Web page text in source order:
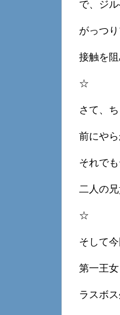
で、ジ
がっつ
接触を
☆
さて、
前にや
それで
二人の
☆
そして
第一王
ラスボ